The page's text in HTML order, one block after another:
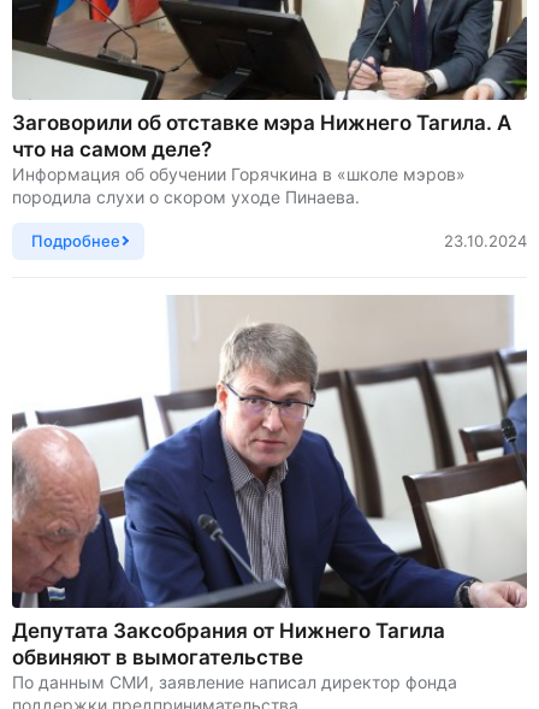
Заговорили об отставке мэра Нижнего Тагила. А
что на самом деле?
Информация об обучении Горячкина в «школе мэров»
породила слухи о скором уходе Пинаева.
Подробнее 23.10.2024
Депутата Заксобрания от Нижнего Тагила
обвиняют в вымогательстве
По данным СМИ, заявление написал директор фонда
поддержки предпринимательства.